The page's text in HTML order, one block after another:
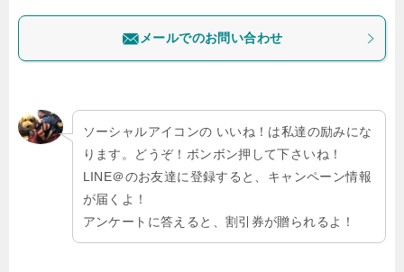
メールでのお問い合わせ
ソーシャルアイコンの いいね！は私達の励みにな
ります。どうぞ！ボンボン押して下さいね！
LINE＠のお友達に登録すると、キャンペーン情報
が届くよ！
アンケートに答えると、割引券が贈られるよ！